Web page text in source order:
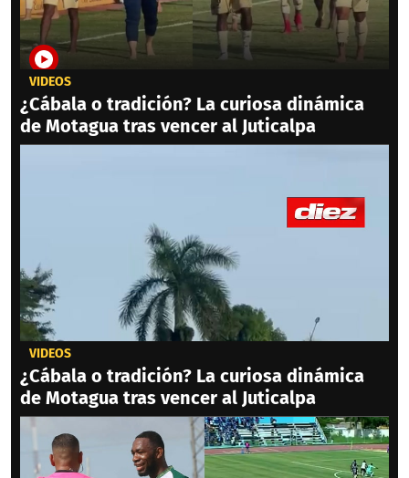
VIDEOS
¿Cábala o tradición? La curiosa dinámica
de Motagua tras vencer al Juticalpa
VIDEOS
¿Cábala o tradición? La curiosa dinámica
de Motagua tras vencer al Juticalpa